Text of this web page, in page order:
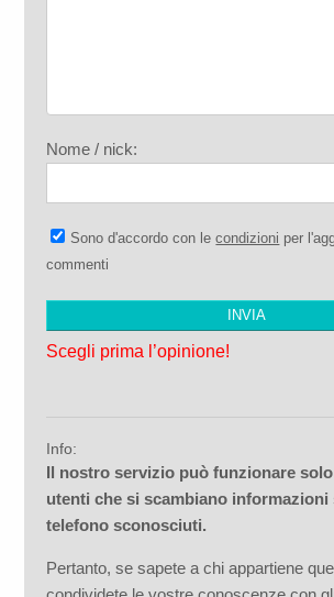
Nome / nick:
Sono d'accordo con lecondizioni per
commenti
Scegli prima l’opinione!
Info:
Il nostro servizio può funzionare
utenti che si scambiano informazioni
telefono sconosciuti.
Pertanto, se sapete a chi appartiene